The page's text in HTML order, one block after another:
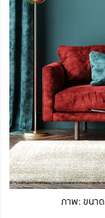
ภาพ: ขนา